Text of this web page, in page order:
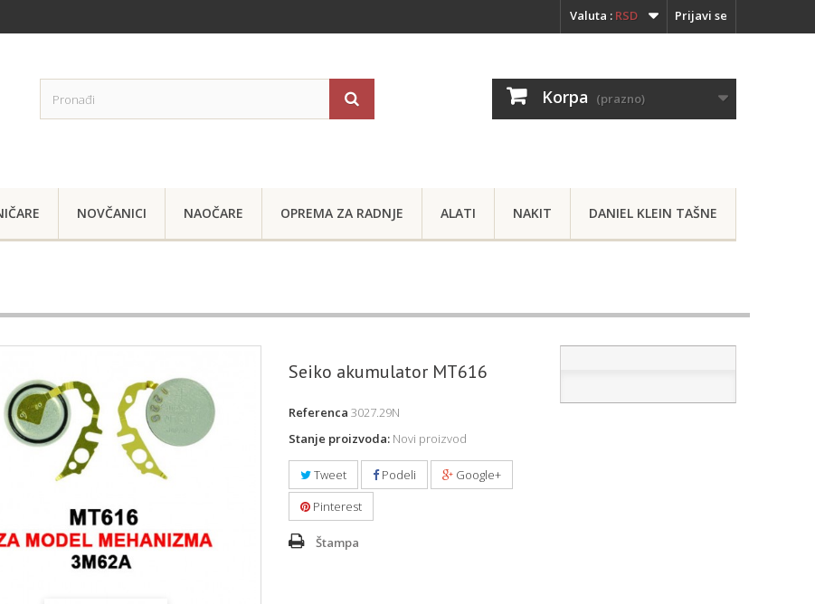
Prijavi se
Valuta : RSD
Korpa (prazno)
NOVČANICI NAOČARE OPREMA ZA RADNJE ALATI NAKIT DANIEL KLEIN TAŠNE
Seiko akumulator MT616
Referenca 3027.29N
Stanje proizvoda: Novi proizvod
Tweet Podeli
Google+
Pinterest
Štampa